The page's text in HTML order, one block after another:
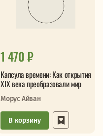
1 470 ₽
Капсула времени: Как открытия
XIX века преобразовали мир
Морус Айван
В корзину